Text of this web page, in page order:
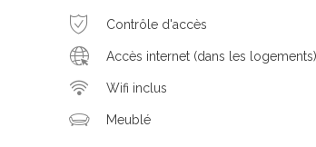
Contrôle d'accès
Accès internet (dans les logements)
Wifi inclus
Meublé